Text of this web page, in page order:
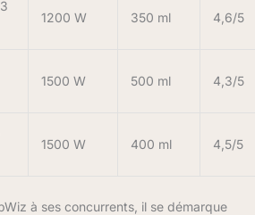
1200 W 350 ml 4,6/5
1500 W 500 ml 4,3/5
1500 W 400 ml 4,5/5
à ses concurrents, il se démarque